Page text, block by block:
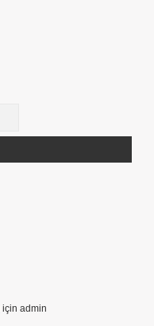
için admin